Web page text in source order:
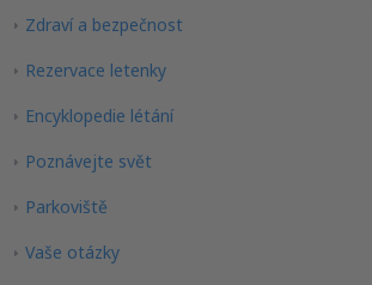
Zdraví a bezpečnost
Rezervace letenky
Encyklopedie létání
Poznávejte svět
Parkoviště
Vaše otázky